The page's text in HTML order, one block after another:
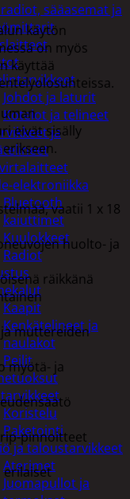
sääasemat ja
Johdot ja laturit
Kotelot ja telineet
ja
elektroniikka
Bluetooth
kaiuttimet
Kuulokkeet
Radiot
Kaapit
Kenkätelineet ja
naulakot
Peilit
Koristelu
Paketointi
ja taloustarvikkeet
Aterimet
Juomapullot ja
käytön
on myös
käyttää
eivät sisälly
vaatii 1 x 18
huolto- ja
räikkänä
muttereiden
myötä- ja
pinnoitteet
erilaiset